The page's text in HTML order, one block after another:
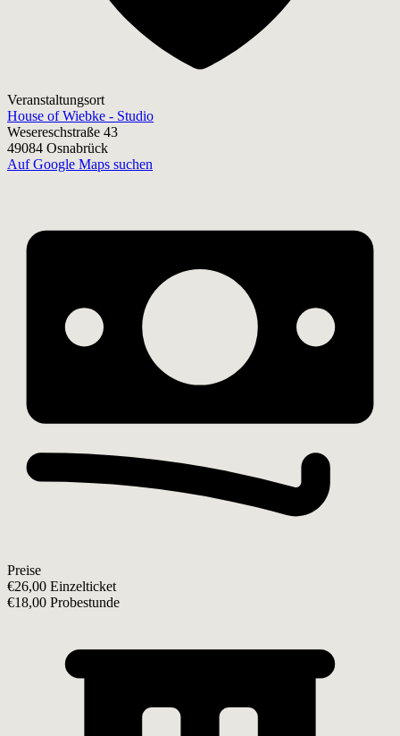
Veranstaltungsort
House of Wiebke - Studio
Wesereschstraße 43
49084 Osnabrück
Auf Google Maps suchen
Preise
€26,00 Einzelticket
€18,00 Probestunde